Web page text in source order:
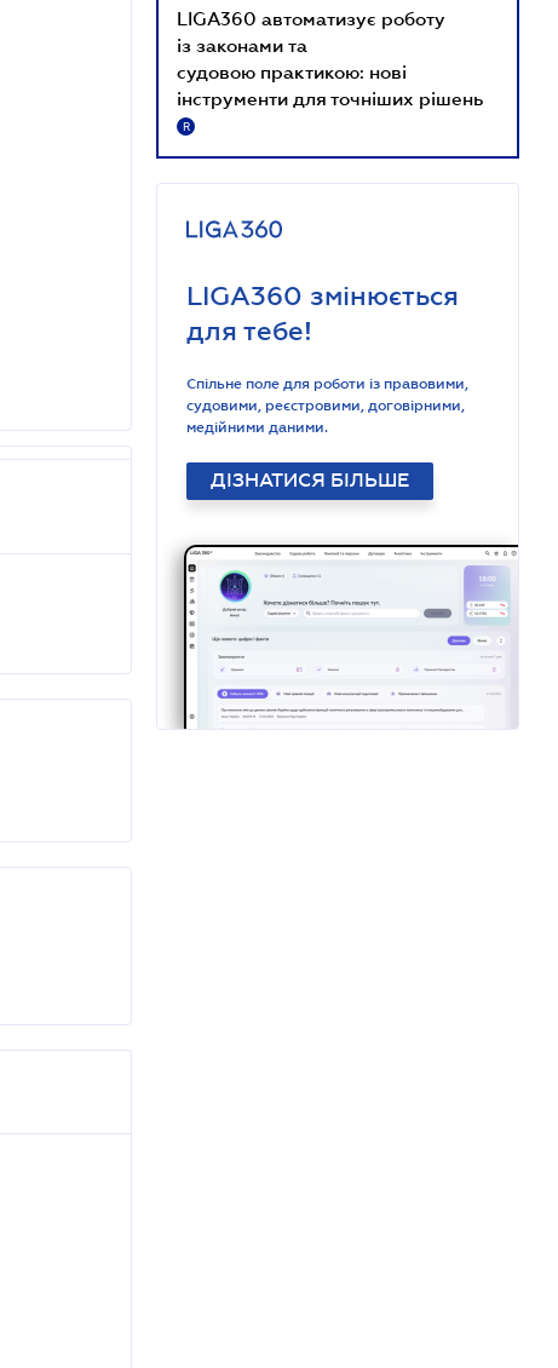
LIGA360 автоматизує роботу
із законами та
судовою практикою: нові
інструменти для точніших рішень
R
LIGA360 змінюється
для тебе!
Спільне поле для роботи із правовими,
судовими, реєстровими, договірними,
медійними даними.
ДІЗНАТИСЯ БІЛЬШЕ